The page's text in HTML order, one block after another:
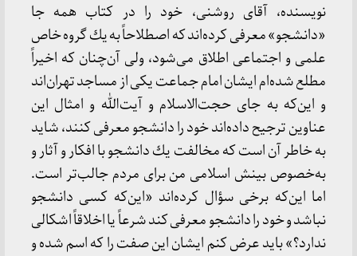
نویسنده، آقای روشنی، خود را در كتاب همه جا
«دانشجو» معرفی كرده‌اند كه اصطلاحاً به یك گروه خاص
علمی و اجتماعی اطلاق می‌شود، ولی آن‌چنان كه اخیراً
مطلع شده‌ام ایشان امام جماعت یكی از مساجد تهران‌اند
و این‌كه به جای حجت‌الاسلام و آیت‌الله و امثال این
عناوین ترجیح داده‌اند خود را دانشجو معرفی كنند، شاید
به خاطر آن است كه مخالفت یك دانشجو با افكار و آثار و
به‌خصوص بینش اسلامی من برای مردم جالب‌تر است.
اما این‌كه برخی سؤال كرده‌اند «این‌كه كسی دانشجو
نباشد و خود را دانشجو معرفی كند شرعاً یا اخلاقاً اشكالی
ندارد؟» باید عرض كنم ایشان این صفت را كه اسم شده و